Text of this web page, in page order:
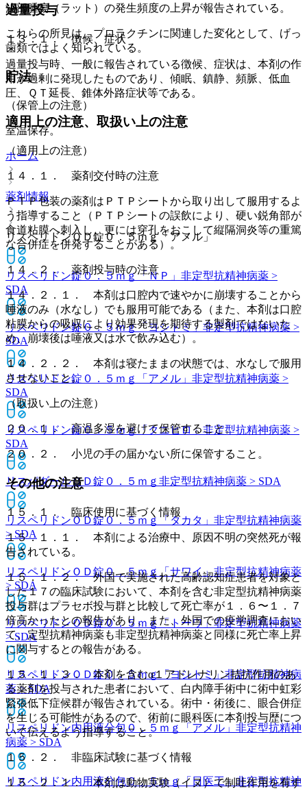
泌部腫瘍（ラット）の発生頻度の上昇が報告されている。
これらの所見は、プロラクチンに関連した変化として、げっ
歯類ではよく知られている。
貯法
（保管上の注意）
室温保存。
ホーム
薬剤情報
リスペリドンＯＤ錠０．５ｍｇ「アメル」
リスペリドン錠０．５ｍｇ「ＮＰ」 非定型抗精神病薬 >
SDA
リスペリドン錠０．５ｍｇ「ヨシトミ」 非定型抗精神病薬 >
SDA
リスペリドン錠０．５ｍｇ「アメル」 非定型抗精神病薬 >
SDA
リスペリドン錠０．５ｍｇ「クニヒロ」非定型抗精神病薬 >
SDA
リスパダールＯＤ錠０．５ｍｇ 非定型抗精神病薬 > SDA
リスペリドンＯＤ錠０．５ｍｇ「タカタ」 非定型抗精神病薬
> SDA
リスペリドンＯＤ錠０．５ｍｇ「サワイ」非定型抗精神病薬
> SDA
リスペリドンＯＤ錠０．５ｍｇ「トーワ」非定型抗精神病薬
> SDA
リスペリドンＯＤ錠０．５ｍｇ「ヨシトミ」非定型抗精神病
薬 > SDA
リスペリドン内用液分包０．５ｍｇ「アメル」 非定型抗精神
病薬 > SDA
リスペリドン内用液分包０．５ｍｇ「日医工」非定型抗精神
過量投与
１３．１． 徴候、症状
過量投与時、一般に報告されている徴候、症状は、本剤の作
用が過剰に発現したものであり、傾眠、鎮静、頻脈、低血
圧、ＱＴ延長、錐体外路症状等である。
適用上の注意、取扱い上の注意
（適用上の注意）
１４．１． 薬剤交付時の注意
ＰＴＰ包装の薬剤はＰＴＰシートから取り出して服用するよ
う指導すること（ＰＴＰシートの誤飲により、硬い鋭角部が
食道粘膜へ刺入し、更には穿孔をおこして縦隔洞炎等の重篤
な合併症を併発することがある）。
１４．２． 薬剤投与時の注意
１４．２．１． 本剤は口腔内で速やかに崩壊することから
唾液のみ（水なし）でも服用可能である（また、本剤は口腔
粘膜からの吸収により効果発現を期待する製剤ではないた
め、崩壊後は唾液又は水で飲み込む）。
１４．２．２． 本剤は寝たままの状態では、水なしで服用
させないこと。
（取扱い上の注意）
２０．１． 高温多湿を避けて保管すること。
２０．２． 小児の手の届かない所に保管すること。
その他の注意
１５．１． 臨床使用に基づく情報
１５．１．１． 本剤による治療中、原因不明の突然死が報
告されている。
１５．１．２． 外国で実施された高齢認知症患者を対象と
した１７の臨床試験において、本剤を含む非定型抗精神病薬
投与群はプラセボ投与群と比較して死亡率が１．６〜１．７
倍高かったとの報告があり、また、外国での疫学調査におい
て、定型抗精神病薬も非定型抗精神病薬と同様に死亡率上昇
に関与するとの報告がある。
１５．１．３． 本剤を含むα１アドレナリン拮抗作用のあ
る薬剤を投与された患者において、白内障手術中に術中虹彩
緊張低下症候群が報告されている。術中・術後に、眼合併症
を生じる可能性があるので、術前に眼科医に本剤投与歴につ
いて伝えるよう指導すること。
１５．２． 非臨床試験に基づく情報
１５．２．１． 本剤は動物実験（イヌ）で制吐作用を有す